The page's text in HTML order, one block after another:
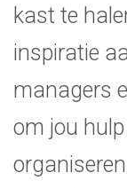
kast te
inspiratie
managers
om jou